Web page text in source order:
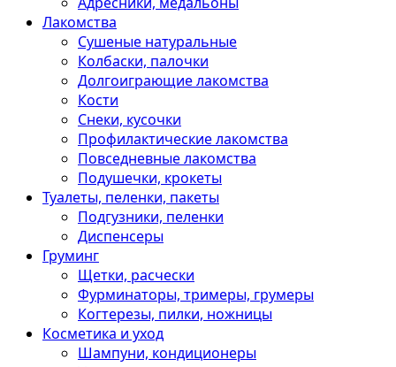
Лакомства
Сушеные натуральные
Колбаски, палочки
Долгоиграющие лакомства
Кости
Снеки, кусочки
Профилактические лакомства
Повседневные лакомства
Подушечки, крокеты
Туалеты, пеленки, пакеты
Подгузники, пеленки
Диспенсеры
Груминг
Щетки, расчески
Фурминаторы, тримеры, грумеры
Когтерезы, пилки, ножницы
Косметика и уход
Шампуни, кондиционеры